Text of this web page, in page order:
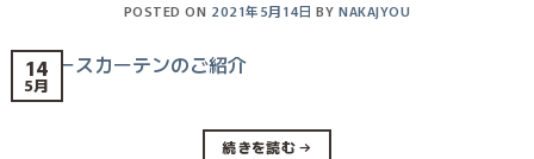
POSTED ON 2021年5月14日 BY NAKAJYOU
14
5月
続きを読む→